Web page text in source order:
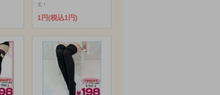
丈！
1円(税込1円)